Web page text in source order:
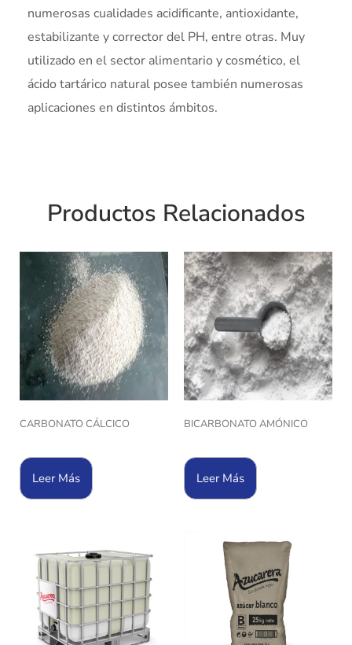
numerosas cualidades acidificante, antioxidante,
estabilizante y corrector del PH, entre otras. Muy
utilizado en el sector alimentario y cosmético, el
ácido tartárico natural posee también numerosas
aplicaciones en distintos ámbitos.
Productos Relacionados
CARBONATO CÁLCICO
Leer Más
BICARBONATO AMÓNICO
Leer Más